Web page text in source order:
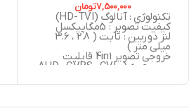
7,500,000تومان
تکنولوژی : آنالوگ (HD-TVI)
کیفیت تصویر : 5مگاپیکسل
لنز دوربین : ثابت ( 2.8 ، 3.6
میلی متر )
خروجی تصویر 4in1 قابلیت
سوییچ به ( AHD , CVBS , CVI ,
دید در شب : 40 متر مربع